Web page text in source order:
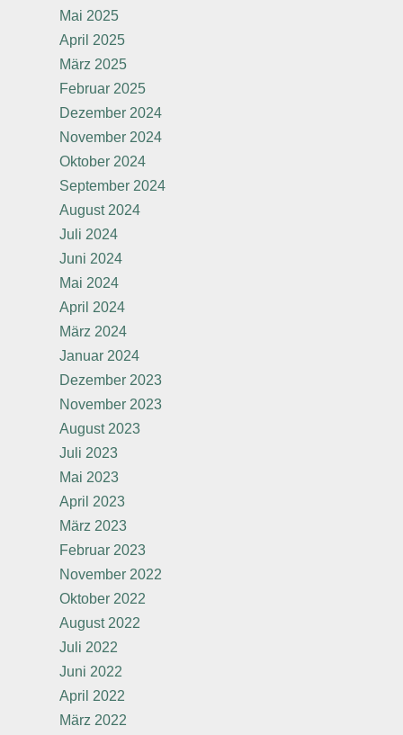
Mai 2025
April 2025
März 2025
Februar 2025
Dezember 2024
November 2024
Oktober 2024
September 2024
August 2024
Juli 2024
Juni 2024
Mai 2024
April 2024
März 2024
Januar 2024
Dezember 2023
November 2023
August 2023
Juli 2023
Mai 2023
April 2023
März 2023
Februar 2023
November 2022
Oktober 2022
August 2022
Juli 2022
Juni 2022
April 2022
März 2022